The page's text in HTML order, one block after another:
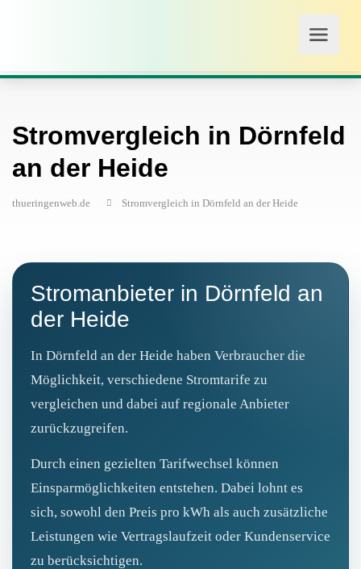
Stromvergleich in Dörnfeld
an der Heide
thueringenweb.de Stromvergleich in Dörnfeld an der Heide
Stromanbieter in Dörnfeld an
der Heide
In Dörnfeld an der Heide haben Verbraucher die
Möglichkeit, verschiedene Stromtarife zu
vergleichen und dabei auf regionale Anbieter
zurückzugreifen.
Durch einen gezielten Tarifwechsel können
Einsparmöglichkeiten entstehen. Dabei lohnt es
sich, sowohl den Preis pro kWh als auch zusätzliche
Leistungen wie Vertragslaufzeit oder Kundenservice
zu berücksichtigen.